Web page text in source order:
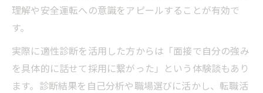
理解や安全運転への意識をアピールすることが有効で
す。
実際に適性診断を活用した方からは「面接で自分の強み
を具体的に話せて採用に繋がった」という体験談もあり
ます。診断結果を自己分析や職場選びに活かし、転職活